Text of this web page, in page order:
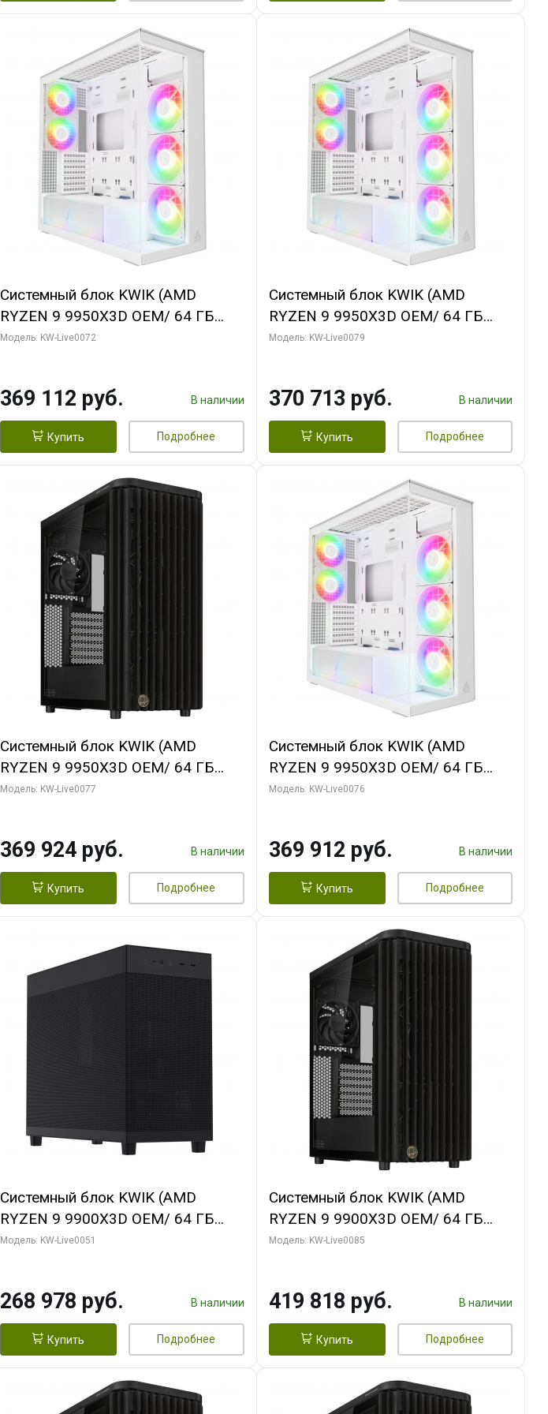
Системный блок KWIK (AMD
RYZEN 9 9950X3D OEM/ 64 ГБ
ОЗУ/ MSI RTX5080 VENTUS 3X
Модель: KW-Live0072
369 112 руб. В наличии
Купить Подробнее
Системный блок KWIK (AMD
RYZEN 9 9950X3D OEM/ 64 ГБ
ОЗУ/ MSI RTX5080 SHADOW 3X OC
Модель: KW-Live0079
370 713 руб. В наличии
Купить Подробнее
Системный блок KWIK (AMD
RYZEN 9 9950X3D OEM/ 64 ГБ
ОЗУ/ Gigabyte RTX5080
Модель: KW-Live0077
369 924 руб. В наличии
Купить Подробнее
Системный блок KWIK (AMD
RYZEN 9 9950X3D OEM/ 64 ГБ
ОЗУ/ Gigabyte RTX5080
Модель: KW-Live0076
369 912 руб. В наличии
Купить Подробнее
Системный блок KWIK (AMD
RYZEN 9 9900X3D OEM/ 64 ГБ
ОЗУ/ Gigabyte RX9070 GAMING OC
Модель: KW-Live0051
268 978 руб. В наличии
Купить Подробнее
Системный блок KWIK (AMD
RYZEN 9 9900X3D OEM/ 64 ГБ
ОЗУ/ ASUS RTX5080 PROART OC
Модель: KW-Live0085
419 818 руб. В наличии
Купить Подробнее